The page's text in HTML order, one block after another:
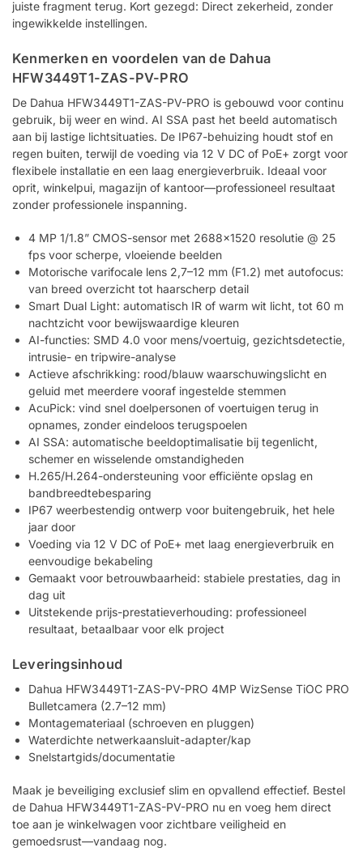
juiste fragment terug. Kort gezegd: Direct zekerheid, zonder
ingewikkelde instellingen.
Kenmerken en voordelen van de Dahua
HFW3449T1-ZAS-PV-PRO
De Dahua HFW3449T1-ZAS-PV-PRO is gebouwd voor continu
gebruik, bij weer en wind. AI SSA past het beeld automatisch
aan bij lastige lichtsituaties. De IP67-behuizing houdt stof en
regen buiten, terwijl de voeding via 12 V DC of PoE+ zorgt voor
flexibele installatie en een laag energieverbruik. Ideaal voor
oprit, winkelpui, magazijn of kantoor—professioneel resultaat
zonder professionele inspanning.
4 MP 1/1.8” CMOS-sensor met 2688×1520 resolutie @ 25
fps voor scherpe, vloeiende beelden
Motorische varifocale lens 2,7–12 mm (F1.2) met autofocus:
van breed overzicht tot haarscherp detail
Smart Dual Light: automatisch IR of warm wit licht, tot 60 m
nachtzicht voor bewijswaardige kleuren
AI-functies: SMD 4.0 voor mens/voertuig, gezichtsdetectie,
intrusie- en tripwire-analyse
Actieve afschrikking: rood/blauw waarschuwingslicht en
geluid met meerdere vooraf ingestelde stemmen
AcuPick: vind snel doelpersonen of voertuigen terug in
opnames, zonder eindeloos terugspoelen
AI SSA: automatische beeldoptimalisatie bij tegenlicht,
schemer en wisselende omstandigheden
H.265/H.264-ondersteuning voor efficiënte opslag en
bandbreedtebesparing
IP67 weerbestendig ontwerp voor buitengebruik, het hele
jaar door
Voeding via 12 V DC of PoE+ met laag energieverbruik en
eenvoudige bekabeling
Gemaakt voor betrouwbaarheid: stabiele prestaties, dag in
dag uit
Uitstekende prijs-prestatieverhouding: professioneel
resultaat, betaalbaar voor elk project
Leveringsinhoud
Dahua HFW3449T1-ZAS-PV-PRO 4MP WizSense TiOC PRO
Bulletcamera (2.7–12 mm)
Montagemateriaal (schroeven en pluggen)
Waterdichte netwerkaansluit-adapter/kap
Snelstartgids/documentatie
Maak je beveiliging exclusief slim en opvallend effectief. Bestel
de Dahua HFW3449T1-ZAS-PV-PRO nu en voeg hem direct
toe aan je winkelwagen voor zichtbare veiligheid en
gemoedsrust—vandaag nog.